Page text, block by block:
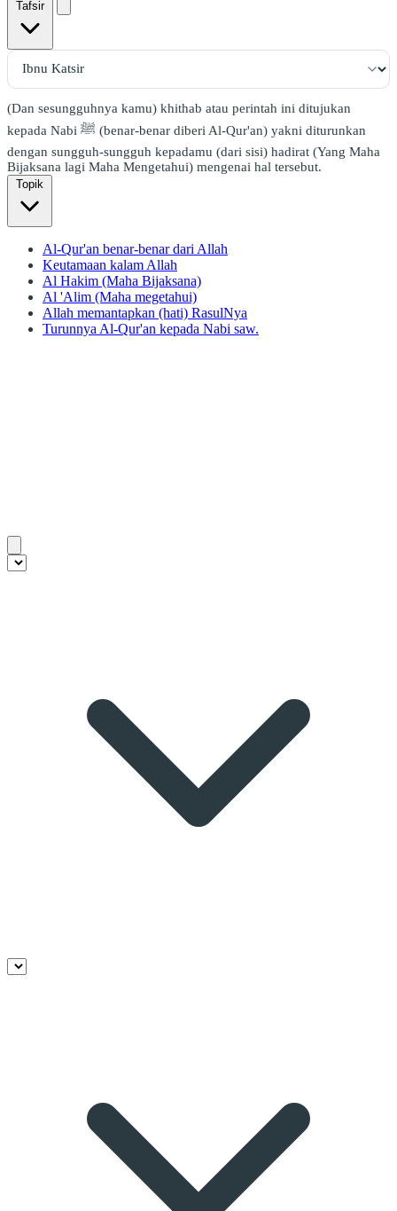
Tafsir
(Dan sesungguhnya kamu) khithab atau perintah ini ditujukan
kepada Nabi ﷺ (benar-benar diberi Al-Qur'an) yakni diturunkan
dengan sungguh-sungguh kepadamu (dari sisi) hadirat (Yang Maha
Bijaksana lagi Maha Mengetahui) mengenai hal tersebut.
Topik
Al-Qur'an benar-benar dari Allah
Keutamaan kalam Allah
Al Hakim (Maha Bijaksana)
Al 'Alim (Maha megetahui)
Allah memantapkan (hati) RasulNya
Turunnya Al-Qur'an kepada Nabi saw.